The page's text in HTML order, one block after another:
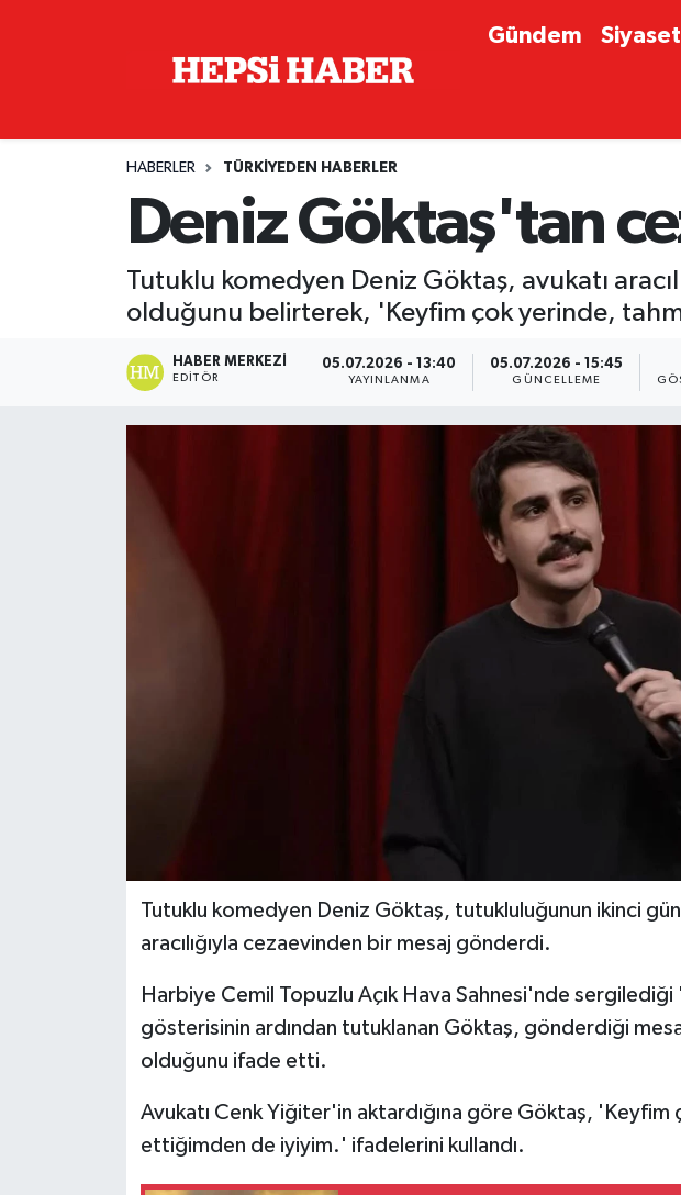
Gündem Siyaset
HABERLER TÜRKIYEDEN HABERLER
Deniz Göktaş'tan
Tutuklu komedyen Deniz Göktaş, avukatı
olduğunu belirterek, 'Keyfim çok yerinde,
HABER MERKEZI
EDITÖR
05.07.2026 - 13:40
YAYINLANMA
05.07.2026 - 15:45
GÜNCELLEME
Tutuklu komedyen Deniz Göktaş, tutukluluğunun ikinci
aracılığıyla cezaevinden bir mesaj gönderdi.
Harbiye Cemil Topuzlu Açık Hava Sahnesi'nde
gösterisinin ardından tutuklanan Göktaş, gönderdiği
olduğunu ifade etti.
Avukatı Cenk Yiğiter'in aktardığına göre Göktaş, 'Keyfim
ettiğimden de iyiyim.' ifadelerini kullandı.
Biyografi
Ekonomi
İstanbul Nöbetçi Eczaneler
İstanbul Hava Durumu
İzmir Namaz Vakitleri
Süper Lig Puan Durumu ve Fikstür
Tüm Manşetler
Haber Arşivi